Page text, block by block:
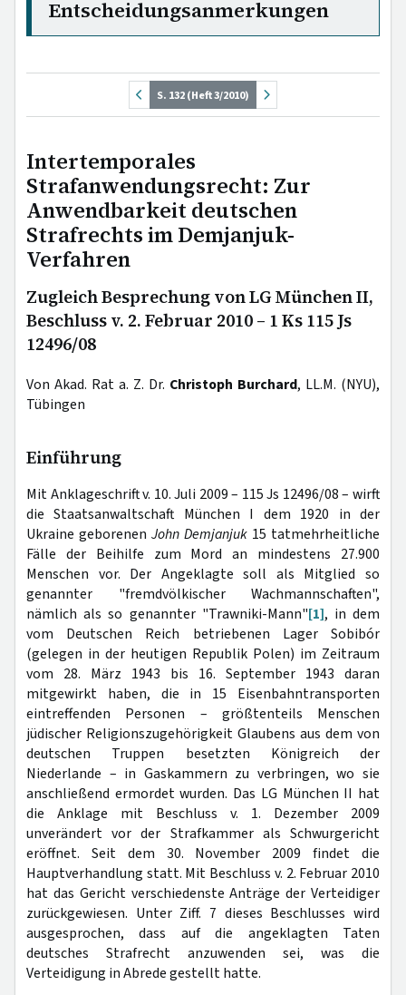
Entscheidungsanmerkungen
S. 132 (Heft 3/2010)
Intertemporales
Strafanwendungsrecht: Zur
Anwendbarkeit deutschen
Strafrechts im Demjanjuk-
Verfahren
Zugleich Besprechung von LG München II,
Beschluss v. 2. Februar 2010 – 1 Ks 115 Js
12496/08
Von Akad. Rat a. Z. Dr. Christoph Burchard, LL.M. (NYU),
Tübingen
Einführung
Mit Anklageschrift v. 10. Juli 2009 – 115 Js 12496/08 – wirft
die Staatsanwaltschaft München I dem 1920 in der
Ukraine geborenen John Demjanjuk 15 tatmehrheitliche
Fälle der Beihilfe zum Mord an mindestens 27.900
Menschen vor. Der Angeklagte soll als Mitglied so
genannter "fremdvölkischer Wachmannschaften",
nämlich als so genannter "Trawniki-Mann"[1], in dem
vom Deutschen Reich betriebenen Lager Sobibór
(gelegen in der heutigen Republik Polen) im Zeitraum
vom 28. März 1943 bis 16. September 1943 daran
mitgewirkt haben, die in 15 Eisenbahntransporten
eintreffenden Personen – größtenteils Menschen
jüdischer Religionszugehörigkeit Glaubens aus dem von
deutschen Truppen besetzten Königreich der
Niederlande – in Gaskammern zu verbringen, wo sie
anschließend ermordet wurden. Das LG München II hat
die Anklage mit Beschluss v. 1. Dezember 2009
unverändert vor der Strafkammer als Schwurgericht
eröffnet. Seit dem 30. November 2009 findet die
Hauptverhandlung statt. Mit Beschluss v. 2. Februar 2010
hat das Gericht verschiedenste Anträge der Verteidiger
zurückgewiesen. Unter Ziff. 7 dieses Beschlusses wird
ausgesprochen, dass auf die angeklagten Taten
deutsches Strafrecht anzuwenden sei, was die
Verteidigung in Abrede gestellt hatte.